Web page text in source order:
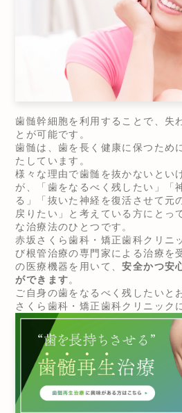
歯髄幹細胞を利用することで、失
とが可能です。
歯髄は、歯を長く健康に保つため
たしています。
様々な理由で歯髄を抜かないとい
が、「歯をなるべく残したい」「
る」「抜いた神経を復活させて元
戻りたい」と考えている方にとっ
な治療法のひとつです。
赤坂さくら歯科・矯正歯科クリニ
び根管治療の専門家による治療を
の医療機器を用いて、安全かつ安
ができます。
ご自身の歯をなるべく残したいと
さくら歯科・矯正歯科クリニック